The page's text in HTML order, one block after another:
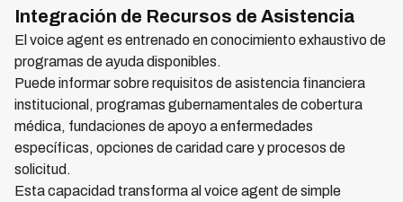
Integración de Recursos de Asistencia
El voice agent es entrenado en conocimiento exhaustivo de
programas de ayuda disponibles.
Puede informar sobre requisitos de asistencia financiera
institucional, programas gubernamentales de cobertura
médica, fundaciones de apoyo a enfermedades
específicas, opciones de caridad care y procesos de
solicitud.
Esta capacidad transforma al voice agent de simple